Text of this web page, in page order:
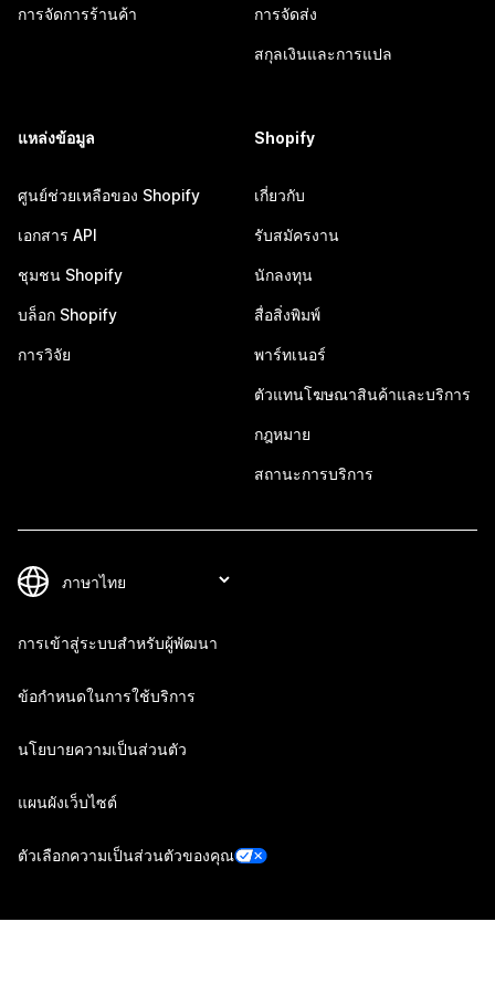
การจัดการร้านค้า การจัดส่ง
สกุลเงินและการแปล
แหล่งข้อมูล
ศูนย์ช่วยเหลือของ Shopify
เอกสาร API
ชุมชน Shopify
บล็อก Shopify
การวิจัย
Shopify
เกี่ยวกับ
รับสมัครงาน
นักลงทุน
สื่อสิ่งพิมพ์
พาร์ทเนอร์
ตัวแทนโฆษณาสินค้าและบริการ
กฎหมาย
สถานะการบริการ
การเข้าสู่ระบบสำหรับผู้พัฒนา
ข้อกำหนดในการใช้บริการ
นโยบายความเป็นส่วนตัว
แผนผังเว็บไซต์
ตัวเลือกความเป็นส่วนตัวของคุณ